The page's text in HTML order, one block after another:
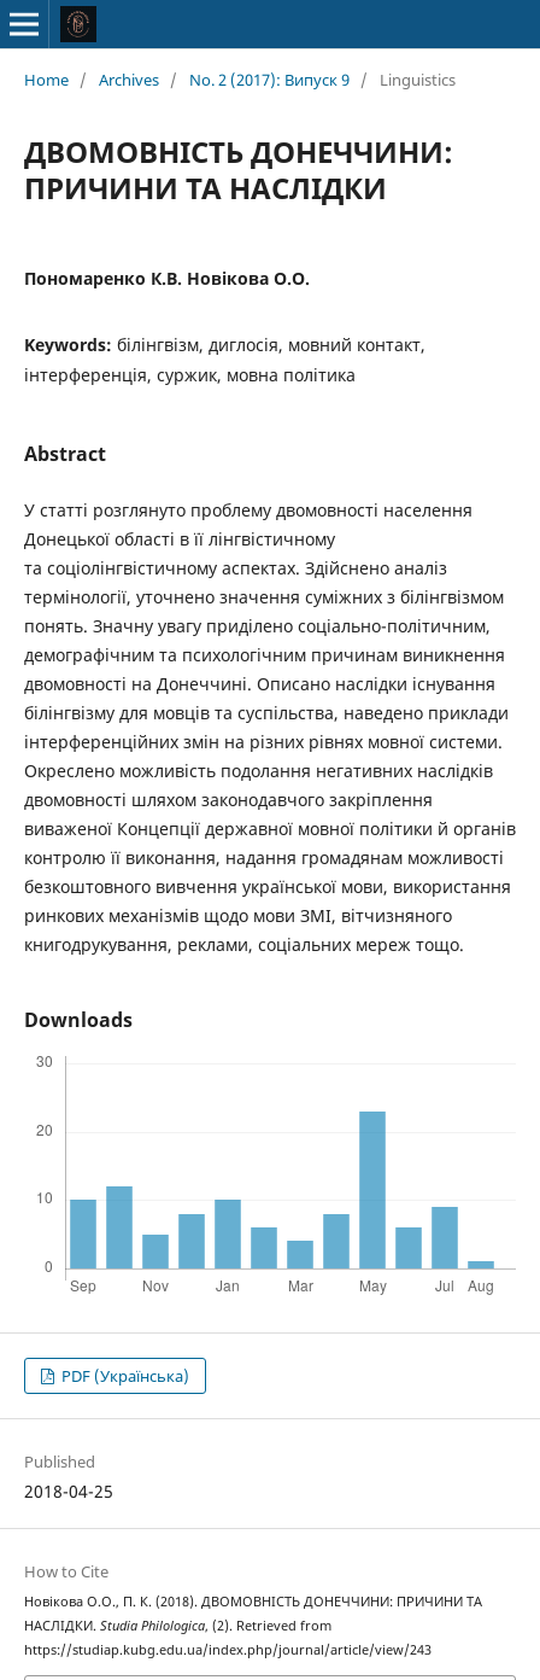
Home / Archives / No. 2 (2017): Випуск 9 / Linguistics
ДВОМОВНІСТЬ ДОНЕЧЧИНИ:
ПРИЧИНИ ТА НАСЛІДКИ
Пономаренко К.В. Новікова О.О.
Keywords: білінгвізм, диглосія, мовний контакт,
інтерференція, суржик, мовна політика
Abstract
У статті розглянуто проблему двомовності населення
Донецької області в її лінгвістичному
та соціолінгвістичному аспектах. Здійснено аналіз
термінології, уточнено значення суміжних з білінгвізмом
понять. Значну увагу приділено соціально-політичним,
демографічним та психологічним причинам виникнення
двомовності на Донеччині. Описано наслідки існування
білінгвізму для мовців та суспільства, наведено приклади
інтерференційних змін на різних рівнях мовної системи.
Окреслено можливість подолання негативних наслідків
двомовності шляхом законодавчого закріплення
виваженої Концепції державної мовної політики й органів
контролю її виконання, надання громадянам можливості
безкоштовного вивчення української мови, використання
ринкових механізмів щодо мови ЗМІ, вітчизняного
книгодрукування, реклами, соціальних мереж тощо.
Downloads
PDF (Українська)
Published
2018-04-25
How to Cite
Новікова О.О., П. К. (2018). ДВОМОВНІСТЬ ДОНЕЧЧИНИ: ПРИЧИНИ ТА
НАСЛІДКИ. Studia Philologica, (2). Retrieved from
https://studiap.kubg.edu.ua/index.php/journal/article/view/243